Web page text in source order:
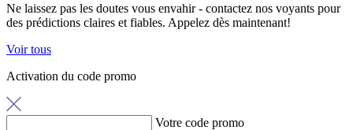
Ne laissez pas les doutes vous envahir - contactez nos voyants pour
des prédictions claires et fiables. Appelez dès maintenant!
Voir tous
Activation du code promo
Votre code promo